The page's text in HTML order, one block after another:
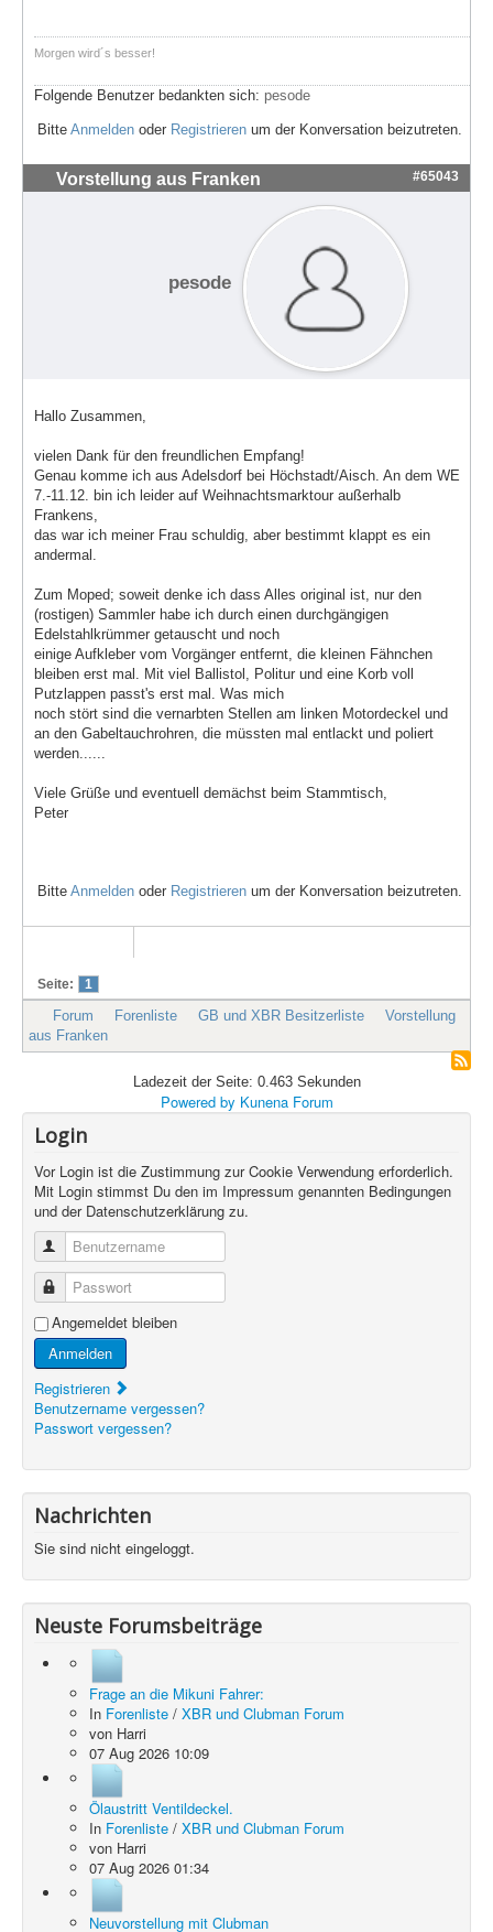
Morgen wird´s besser!
Folgende Benutzer bedankten sich: pesode
Bitte Anmelden oder Registrieren um der Konversation beizutreten.
Vorstellung aus Franken #65043
pesode
Hallo Zusammen,
vielen Dank für den freundlichen Empfang!
Genau komme ich aus Adelsdorf bei Höchstadt/Aisch. An dem WE
7.-11.12. bin ich leider auf Weihnachtsmarktour außerhalb
Frankens,
das war ich meiner Frau schuldig, aber bestimmt klappt es ein
andermal.
Zum Moped; soweit denke ich dass Alles original ist, nur den
(rostigen) Sammler habe ich durch einen durchgängigen
Edelstahlkrümmer getauscht und noch
einige Aufkleber vom Vorgänger entfernt, die kleinen Fähnchen
bleiben erst mal. Mit viel Ballistol, Politur und eine Korb voll
Putzlappen passt's erst mal. Was mich
noch stört sind die vernarbten Stellen am linken Motordeckel und
an den Gabeltauchrohren, die müssten mal entlackt und poliert
werden......
Viele Grüße und eventuell demächst beim Stammtisch,
Peter
Bitte Anmelden oder Registrieren um der Konversation beizutreten.
Seite: 1
Forum Forenliste GB und XBR Besitzerliste
Vorstellung
aus Franken
Ladezeit der Seite: 0.463 Sekunden
Powered by Kunena Forum
Login
Vor Login ist die Zustimmung zur Cookie Verwendung erforderlich.
Mit Login stimmst Du den im Impressum genannten Bedingungen
und der Datenschutzerklärung zu.
Benutzername
Passwort
Angemeldet bleiben
Anmelden
Registrieren
Benutzername vergessen?
Passwort vergessen?
Nachrichten
Sie sind nicht eingeloggt.
Neuste Forumsbeiträge
Frage an die Mikuni Fahrer:
In Forenliste / XBR und Clubman Forum
von Harri
07 Aug 2026 10:09
Ölaustritt Ventildeckel.
In Forenliste / XBR und Clubman Forum
von Harri
07 Aug 2026 01:34
Neuvorstellung mit Clubman